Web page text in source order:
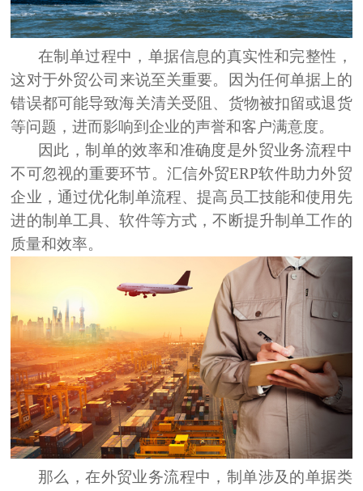
在制单过程中， 单据信息的真实性和完整性 ，
这对于外贸公司来说至关重要。
因为任何单据上的
错误都可能导致海关清关受阻、货物被扣留或退货
等问题，进而影响到企业的声誉和客户满意度。
因此，制单的效率和准确度是外贸业务流程中
不可忽视的重要环节。汇信外贸ERP软件助力外贸
企业，通过优化制单流程、提高员工技能和使用先
进的制单工具、软件等方式，不断提升制单工作的
质量和效率。
那么，在外贸业务流程中，制单涉及的单据类